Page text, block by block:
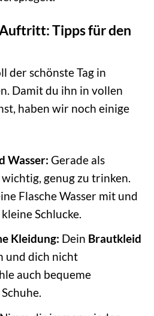
Tipps für den
der schönste Tag in
Damit du ihn in vollen
haben wir noch einige
Wasser: Gerade als
genug zu trinken.
Flasche Wasser mit und
Schlucke.
Kleidung: Dein Brautkleid
und dich nicht
auch bequeme